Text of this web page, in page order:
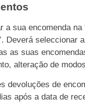
a sua encomenda
Deverá seleccionar
as suas
alteração de
devoluções de
após a data de